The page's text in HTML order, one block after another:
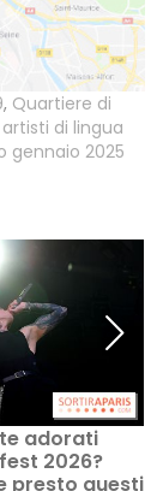
, Quartiere di
di lingua
gennaio 2025
adorati
2026?
presto questi